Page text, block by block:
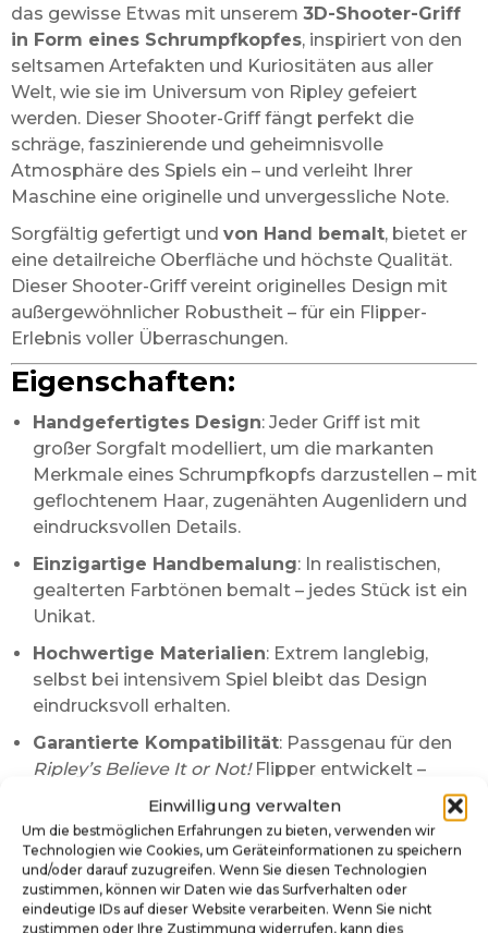
Einwilligung verwalten
Um die bestmöglichen Erfahrungen zu bieten, verwenden wir
Technologien wie Cookies, um Geräteinformationen zu speichern
und/oder darauf zuzugreifen. Wenn Sie diesen Technologien
zustimmen, können wir Daten wie das Surfverhalten oder
eindeutige IDs auf dieser Website verarbeiten. Wenn Sie nicht
zustimmen oder Ihre Zustimmung widerrufen, kann dies
das gewisse Etwas mit unserem 3D-Shooter-Griff
in Form eines Schrumpfkopfes, inspiriert von den
seltsamen Artefakten und Kuriositäten aus aller
Welt, wie sie im Universum von Ripley gefeiert
werden. Dieser Shooter-Griff fängt perfekt die
schräge, faszinierende und geheimnisvolle
Atmosphäre des Spiels ein – und verleiht Ihrer
Maschine eine originelle und unvergessliche Note.
Sorgfältig gefertigt und von Hand bemalt, bietet er
eine detailreiche Oberfläche und höchste Qualität.
Dieser Shooter-Griff vereint originelles Design mit
außergewöhnlicher Robustheit – für ein Flipper-
Erlebnis voller Überraschungen.
Eigenschaften:
Handgefertigtes Design: Jeder Griff ist mit
großer Sorgfalt modelliert, um die markanten
Merkmale eines Schrumpfkopfs darzustellen – mit
geflochtenem Haar, zugenähten Augenlidern und
eindrucksvollen Details.
Einzigartige Handbemalung: In realistischen,
gealterten Farbtönen bemalt – jedes Stück ist ein
Unikat.
Hochwertige Materialien: Extrem langlebig,
selbst bei intensivem Spiel bleibt das Design
eindrucksvoll erhalten.
Garantierte Kompatibilität: Passgenau für den
Ripley’s Believe It or Not!Flipper entwickelt –
schnell und einfach zu montieren.
Spielnahes Design: Verstärkt die abenteuerliche
und kuriose Stimmung des Spiels perfekt.
Einfache Installation: